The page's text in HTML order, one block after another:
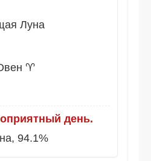
Луна
♈
день.
94.1%